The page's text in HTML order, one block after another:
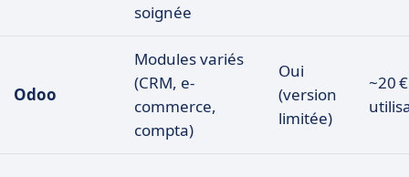
soignée
Odoo
Modules variés
(CRM, e-
commerce,
compta)
Oui
(version
limitée)
~20